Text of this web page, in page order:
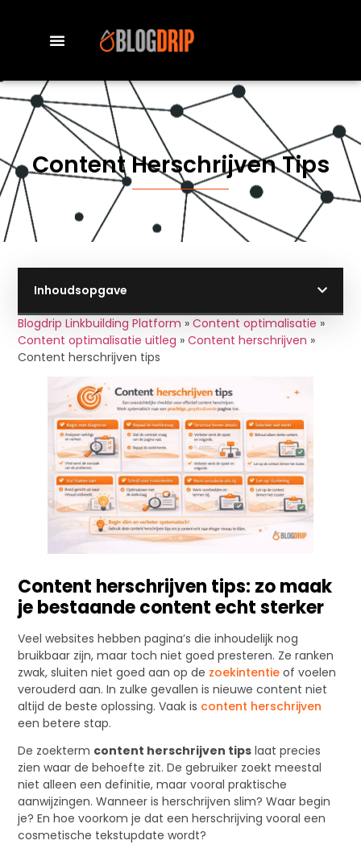
Content Herschrijven Tips
Blogdrip Linkbuilding Platform »Content optimalisatie »
Content optimalisatie uitleg »Content herschrijven »
Content herschrijven tips
Content herschrijven tips: zo maak
je bestaande content echt sterker
Veel websites hebben pagina’s die inhoudelijk nog
bruikbaar zijn, maar toch niet goed presteren. Ze ranken
zwak, sluiten niet goed aan op de zoekintentie of voelen
verouderd aan. In zulke gevallen is nieuwe content niet
altijd de beste oplossing. Vaak is content herschrijven
een betere stap.
De zoekterm content herschrijven tips laat precies
zien waar de behoefte zit. De gebruiker zoekt meestal
niet alleen een definitie, maar vooral praktische
aanwijzingen. Wanneer is herschrijven slim? Waar begin
je? En hoe voorkom je dat een herschrijving vooral een
cosmetische tekstupdate wordt?
Inhoudsopgave